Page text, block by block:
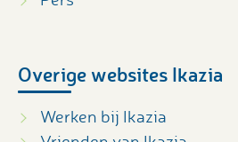
Overige websites Ikazia
Werken bij Ikazia